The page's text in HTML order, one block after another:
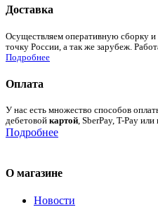
Доставка
Осуществляем оперативную сборку
точку России, а так же зарубеж.
Подробнее
Оплата
У нас есть множество способов
дебетовой картой, SberPay, T-Pay
Подробнее
О магазине
Новости